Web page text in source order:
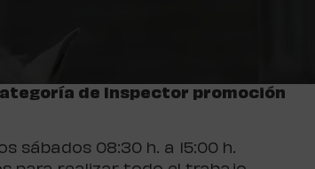
de Inspector promoción
sábados 08:30 h. a 15:00 h.